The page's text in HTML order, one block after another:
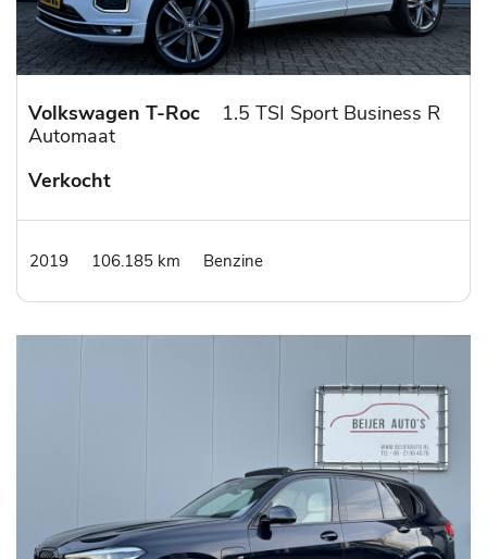
Volkswagen T-Roc
1.5 TSI Sport Business R
Automaat
Verkocht
2019 106.185 km Benzine